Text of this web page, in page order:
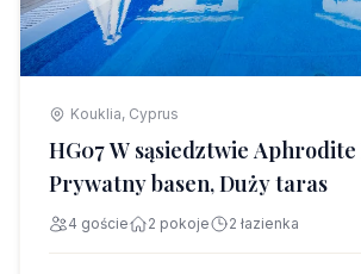
Kouklia, Cyprus
HG07 W sąsiedztwie
Prywatny basen, Duży taras
4 goście 2 pokoje 2 łazienka